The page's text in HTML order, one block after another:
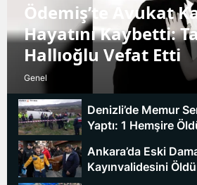
Ödemiş’te Avukat
Hayatını Kaybetti:
Hallıoğlu Vefat Etti
Genel
Denizli’de Memur
Yaptı: 1 Hemşire
Ankara’da Eski
Kayınvalidesini